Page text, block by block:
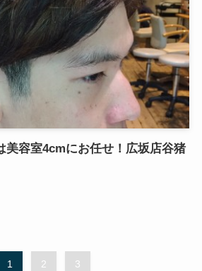
美容室4cmにお任せ！広坂店谷猪
1 2 3